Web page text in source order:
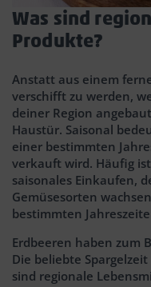
Was sind
Produkte?
Anstatt aus einem
verschifft zu werden,
deiner Region
Haustür. Saisonal
einer bestimmten
verkauft wird. Häufig
saisonales Einkaufen,
Gemüsesorten
bestimmten
Erdbeeren haben zum
Die beliebte
sind regionale